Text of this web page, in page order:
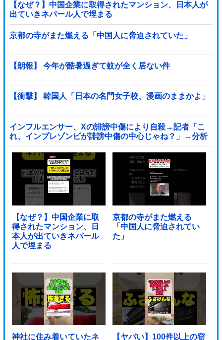
【なぜ？】中国企業に取得されたマンション、日本人が
出ていきネパール人で埋まる
京都の寺がまた燃える「中国人に脅迫されていた」
【朗報】 今年が酷暑過ぎて蚊が全く居ない件
【衝撃】 韓国人「日本の名門女子校、漫画のままかよ」
インフルエンサー、Xの誹謗中傷により自殺→記者「こ
れ、インプレゾンビが誹謗中傷の中心じゃね？」→分析
していくとヤバイ真実が浮かび上がる他
【なぜ？】中国企業に取
得されたマンション、日
本人が出ていきネパール
人で埋まる
京都の寺がまた燃える
「中国人に脅迫されてい
た」
神社に住み着いていたネ
【ヤバい】100件以上の窃